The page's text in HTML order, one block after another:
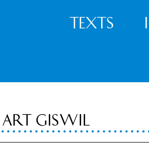
Texts
Giswil